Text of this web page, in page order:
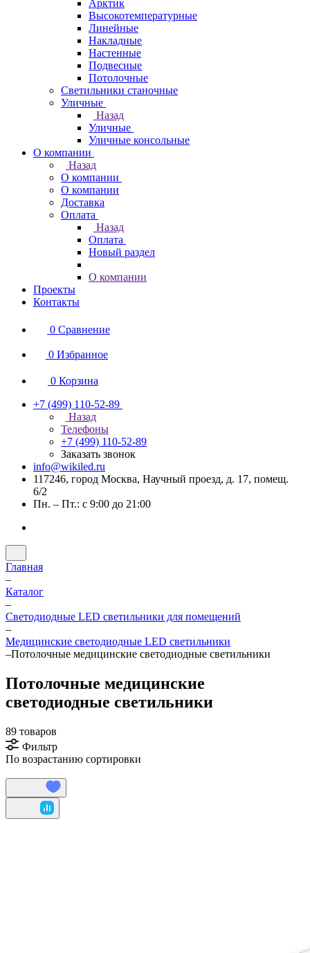
Арктик
Высокотемпературные
Линейные
Накладные
Настенные
Подвесные
Потолочные
Светильники станочные
Уличные
Назад
Уличные
Уличные консольные
О компании
Назад
О компании
О компании
Доставка
Оплата
Назад
Оплата
Новый раздел
О компании
Проекты
Контакты
0 Сравнение
0 Избранное
0 Корзина
+7 (499) 110-52-89
Назад
Телефоны
+7 (499) 110-52-89
Заказать звонок
info@wikiled.ru
117246, город Москва, Научный проезд, д. 17, помещ.
6/2
Пн. – Пт.: с 9:00 до 21:00
Главная
–
Каталог
–
Светодиодные LED светильники для помещений
–
Медицинские светодиодные LED светильники
–Потолочные медицинские светодиодные светильники
Потолочные медицинские
светодиодные светильники
89 товаров
Фильтр
По возрастанию сортировки